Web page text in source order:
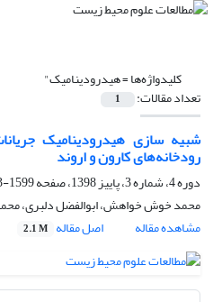
کلیدواژه‌ها =هیدرودینامیک"
تعداد مقالات: 1
شبیه سازی هیدرودینامیک
رودخانه‌های کارون و اروند
دوره 4، شماره 3، پاییز 1398، صفحه
1599-1613
محمد خوش خواهش، ابوالفضل دلبری،
مشاهده مقاله
اصل مقاله 2.1 M